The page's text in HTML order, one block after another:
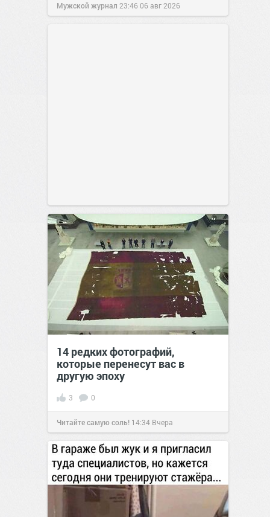
Мужской журнал 23:4606 авг 2026
14 редких фотографий,
которые перенесут вас в
другую эпоху
3 0
Читайте самую соль! 14:34 Вчера